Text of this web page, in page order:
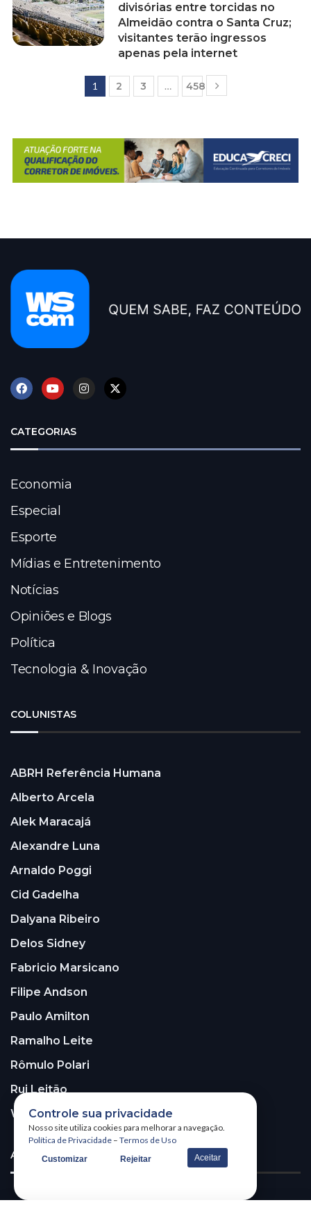
divisórias entre torcidas no
Almeidão contra o Santa Cruz;
visitantes terão ingressos
apenas pela internet
1 2 3 … 458
CATEGORIAS
Economia
Especial
Esporte
Mídias e Entretenimento
Notícias
Opiniões e Blogs
Política
Tecnologia & Inovação
COLUNISTAS
ABRH Referência Humana
Alberto Arcela
Alek Maracajá
Alexandre Luna
Arnaldo Poggi
Cid Gadelha
Dalyana Ribeiro
Delos Sidney
Fabricio Marsicano
Filipe Andson
Paulo Amilton
Ramalho Leite
Rômulo Polari
Rui Leitão
Walter Santos
ASSINE A NOSSA NEWSLETTER!
Controle sua privacidade
Nosso site utiliza cookies para melhorar a navegação.
Política de Privacidade – Termos de Uso
Customizar Rejeitar Aceitar